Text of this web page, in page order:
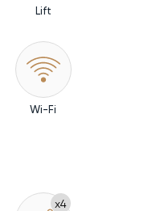
Lift
Wi-Fi
x4